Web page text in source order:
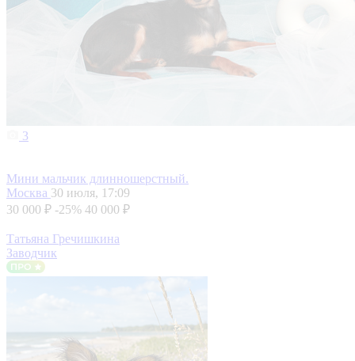
3
Мини мальчик длинношерстный.
Москва 30 июля, 17:09
30 000 ₽ -25% 40 000 ₽
Татьяна Гречишкина
Заводчик